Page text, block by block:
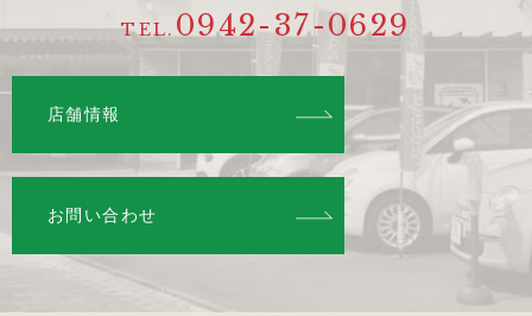
TEL. 0942-37-0629
店舗情報
お問い合わせ